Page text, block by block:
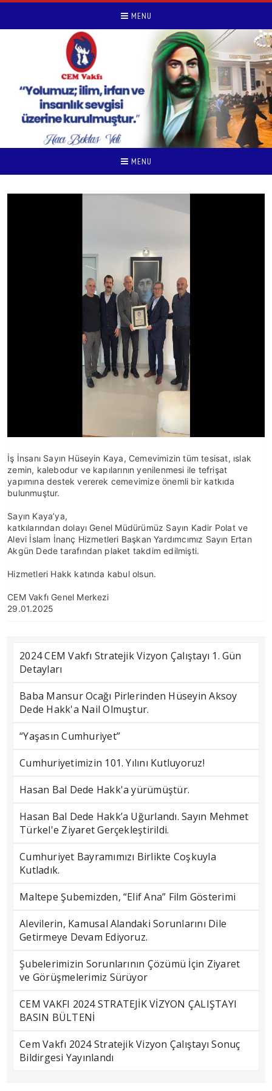
MENU
MENU
İş İnsanı Sayın Hüseyin Kaya, Cemevimizin tüm tesisat, ıslak
zemin, kalebodur ve kapılarının yenilenmesi ile tefrişat
yapımına destek vererek cemevimize önemli bir katkıda
bulunmuştur.
Sayın Kaya’ya,
katkılarından dolayı Genel Müdürümüz Sayın Kadir Polat ve
Alevi İslam İnanç Hizmetleri Başkan Yardımcımız Sayın Ertan
Akgün Dede tarafından plaket takdim edilmişti.
Hizmetleri Hakk katında kabul olsun.
CEM Vakfı Genel Merkezi
29.01.2025
2024 CEM Vakfı Stratejik Vizyon Çalıştayı 1. Gün
Detayları
Baba Mansur Ocağı Pirlerinden Hüseyin Aksoy
Dede Hakk'a Nail Olmuştur.
“Yaşasın Cumhuriyet”
Cumhuriyetimizin 101. Yılını Kutluyoruz!
Hasan Bal Dede Hakk'a yürümüştür.
Hasan Bal Dede Hakk’a Uğurlandı. Sayın Mehmet
Türkel'e Ziyaret Gerçekleştirildi.
Cumhuriyet Bayramımızı Birlikte Coşkuyla
Kutladık.
Maltepe Şubemizden, “Elif Ana” Film Gösterimi
Alevilerin, Kamusal Alandaki Sorunlarını Dile
Getirmeye Devam Ediyoruz.
Şubelerimizin Sorunlarının Çözümü İçin Ziyaret
ve Görüşmelerimiz Sürüyor
CEM VAKFI 2024 STRATEJİK VİZYON ÇALIŞTAYI
BASIN BÜLTENİ
Cem Vakfı 2024 Stratejik Vizyon Çalıştayı Sonuç
Bildirgesi Yayınlandı